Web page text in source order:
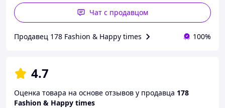
Чат с продавцом
Продавец 178 Fashion & Happy times 100%
4.7
Оценка товара на основе отзывов у продавца 178
Fashion & Happy times